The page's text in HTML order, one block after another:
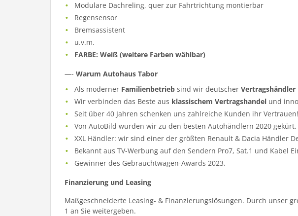
Modulare Dachreling, quer zur Fahrtrichtung montierbar
Regensensor
Bremsassistent
u.v.m.
FARBE: Weiß (weitere Farben wählbar)
—- Warum Autohaus Tabor
Als moderner Familienbetrieb sind wir deutscherVertragshändler
Wir verbinden das Beste aus klassischem Vertragshandel und
Seit über 40 Jahren schenken uns zahlreiche Kunden ihr Vertrauen!
Von AutoBild wurden wir zu den besten Autohändlern 2020 gekürt.
XXL Händler: wir sind einer der größten Renault & Dacia Händler
Bekannt aus TV-Werbung auf den Sendern Pro7, Sat.1 und Kabel
Gewinner des Gebrauchtwagen-Awards 2023.
Finanzierung und Leasing
Maßgeschneiderte Leasing- & Finanzierungslösungen. Durch unser
1 an Sie weitergeben.